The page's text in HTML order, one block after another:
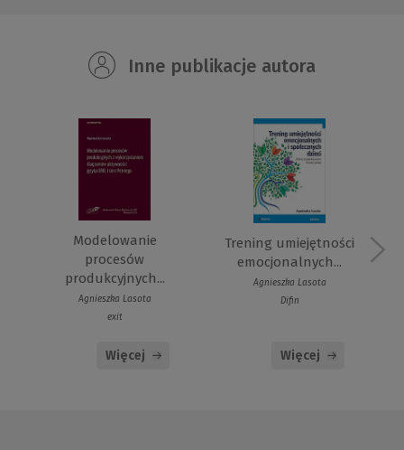
Inne publikacje autora
Modelowanie
procesów
produkcyjnych...
Agnieszka Lasota
exit
Więcej
Trening umiejętności
emocjonalnych...
Agnieszka Lasota
Difin
Więcej